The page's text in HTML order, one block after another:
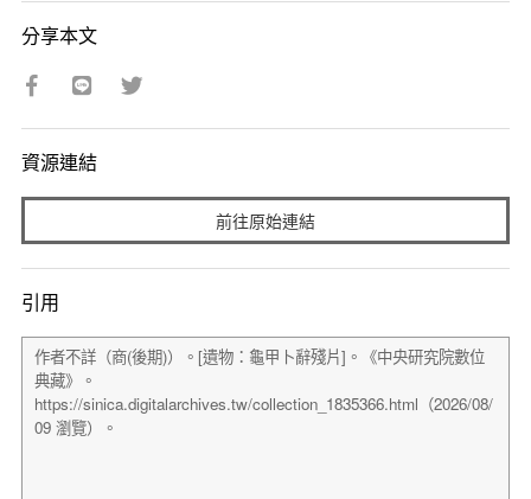
分享本文
資源連結
前往原始連結
引用